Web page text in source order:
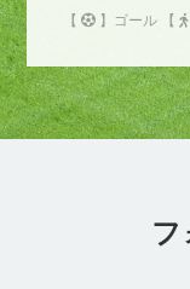
【 】ゴール 【
フ